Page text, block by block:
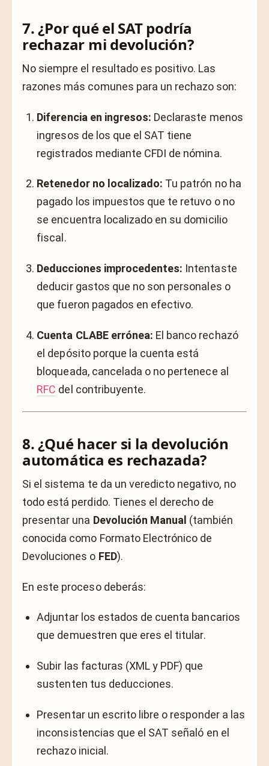
7. ¿Por qué el SAT podría
rechazar mi devolución?
No siempre el resultado es positivo. Las
razones más comunes para un rechazo son:
Diferencia en ingresos: Declaraste menos
ingresos de los que el SAT tiene
registrados mediante CFDI de nómina.
Retenedor no localizado: Tu patrón no ha
pagado los impuestos que te retuvo o no
se encuentra localizado en su domicilio
fiscal.
Deducciones improcedentes: Intentaste
deducir gastos que no son personales o
que fueron pagados en efectivo.
Cuenta CLABE errónea: El banco rechazó
el depósito porque la cuenta está
bloqueada, cancelada o no pertenece al
RFC del contribuyente.
8. ¿Qué hacer si la devolución
automática es rechazada?
Si el sistema te da un veredicto negativo, no
todo está perdido. Tienes el derecho de
presentar una Devolución Manual (también
conocida como Formato Electrónico de
Devoluciones o FED).
En este proceso deberás:
Adjuntar los estados de cuenta bancarios
que demuestren que eres el titular.
Subir las facturas (XML y PDF) que
sustenten tus deducciones.
Presentar un escrito libre o responder a las
inconsistencias que el SAT señaló en el
rechazo inicial.